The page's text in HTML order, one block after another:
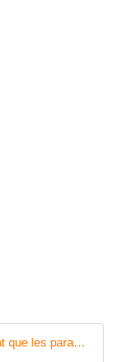
Les Tzotzils des Abejas dénoncent que les paramilitaires libérés depuis 8 ans sont responsables d'actions contre eux